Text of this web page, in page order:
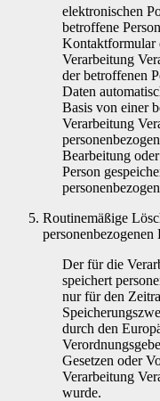
elektronischen
betroffene
Kontaktformular
Verarbeitung
der betroffenen
Daten
Basis von einer
Verarbeitung
Bearbeitung
Person
Routinemäßige
personenbezogenen
Der für die
speichert
nur für den
durch den
Gesetzen oder
Verarbeitung
wurde.